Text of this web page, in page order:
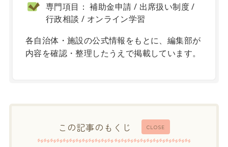
専門項目： 補助金申請 / 出席扱い制度 /
行政相談 / オンライン学習
各自治体・施設の公式情報をもとに、編集部が
内容を確認・整理したうえで掲載しています。
CLOSE
この記事のもくじ